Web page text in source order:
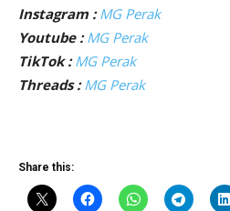
Instagram : MG Perak
Youtube : MG Perak
TikTok : MG Perak
Threads : MG Perak
Share this: